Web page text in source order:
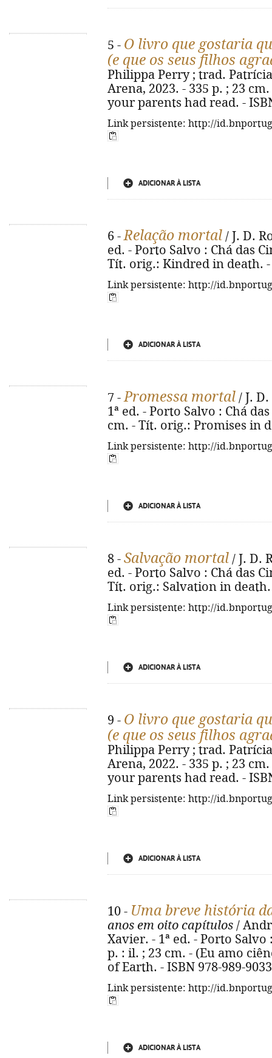
5 - O livro que gostaria
(e que os seus filhos
Philippa Perry ; trad.
Arena, 2023. - 335 p. ; 23
your parents had read. -
Link persistente: http://
ADICIONAR À LISTA
6 -Relação mortal / J. D.
ed. - Porto Salvo : Chá das
Tít. orig.: Kindred in death. -
Link persistente: http://
ADICIONAR À LISTA
7 -Promessa mortal / J.
1ª ed. - Porto Salvo : Chá
cm. - Tít. orig.: Promises in
Link persistente: http://
ADICIONAR À LISTA
8 - Salvação mortal / J. D.
ed. - Porto Salvo : Chá das
Tít. orig.: Salvation in death.
Link persistente: http://
ADICIONAR À LISTA
9 - O livro que gostaria
(e que os seus filhos
Philippa Perry ; trad.
Arena, 2022. - 335 p. ; 23
your parents had read. -
Link persistente: http://
ADICIONAR À LISTA
10 - Uma breve história
anos em oito capítulos /
Xavier. - 1ª ed. - Porto Salvo
p. : il. ; 23 cm. - (Eu amo
of Earth. - ISBN 978-989-
Link persistente: http://
ADICIONAR À LISTA